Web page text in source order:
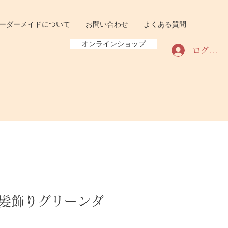
ダーメイドについて お問い合わせ よくある質問
オンラインショップ
ログイン
飾りグリーンダ